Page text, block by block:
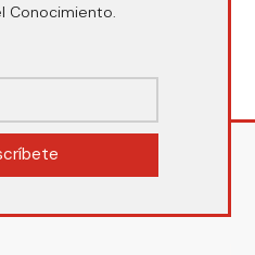
Conocimiento.